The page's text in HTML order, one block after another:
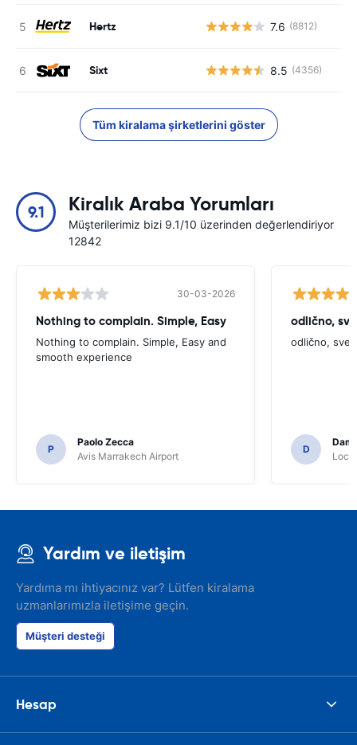
Hertz 7.6 (8812)
Sixt 8.5 (4356)
Tüm kiralama şirketlerini göster
9.1 Kiralık Araba Yorumları
Müşterilerimiz bizi 9.1/10 üzerinden değerlendiriyor
12842
30-03-2026
Nothing to complain. Simple, Easy
Nothing to complain. Simple, Easy and
smooth experience
P
Paolo Zecca
Avis Marrakech Airport
odlično,
odlično, sve
D
Yardım ve iletişim
Yardıma mı ihtiyacınız var? Lütfen kiralama
uzmanlarımızla iletişime geçin.
Müşteri desteği
Hesap